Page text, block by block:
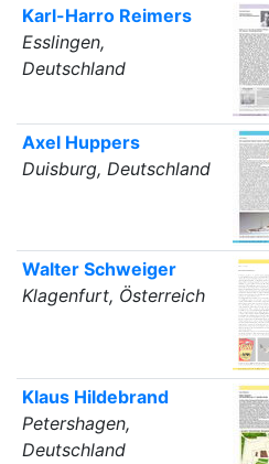
Karl-Harro Reimers
Esslingen,
Deutschland
Axel Huppers
Duisburg, Deutschland
Walter Schweiger
Klagenfurt, Österreich
Klaus Hildebrand
Petershagen,
Deutschland